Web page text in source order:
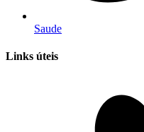
Saude
Links úteis